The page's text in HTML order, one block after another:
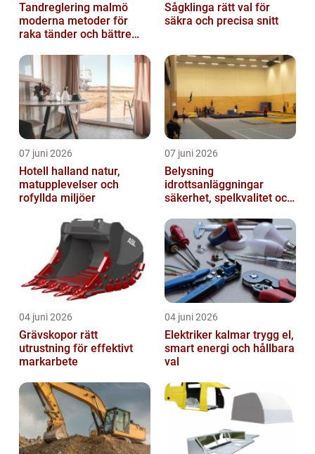
Tandreglering malmö
moderna metoder för
raka tänder och bättre
Sågklinga rätt val för
säkra och precisa snitt
07 juni 2026
Hotell halland natur,
matupplevelser och
rofyllda miljöer
07 juni 2026
Belysning
idrottsanläggningar
säkerhet, spelkvalitet och
04 juni 2026
Grävskopor rätt
utrustning för effektivt
markarbete
04 juni 2026
Elektriker kalmar trygg el,
smart energi och hållbara
val